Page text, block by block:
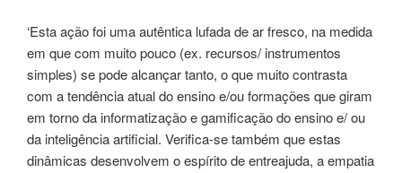
‘Esta ação foi uma autêntica lufada de ar fresco, na medida
em que com muito pouco (ex. recursos/ instrumentos
simples) se pode alcançar tanto, o que muito contrasta
com a tendência atual do ensino e/ou formações que giram
em torno da informatização e gamificação do ensino e/ ou
da inteligência artificial. Verifica-se também que estas
dinâmicas desenvolvem o espírito de entreajuda, a empatia